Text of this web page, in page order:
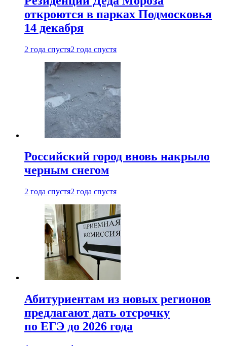
откроются в парках Подмосковья
14 декабря
2 года спустя2 года спустя
Российский город вновь накрыло
черным снегом
2 года спустя2 года спустя
Абитуриентам из новых регионов
предлагают дать отсрочку
по ЕГЭ до 2026 года